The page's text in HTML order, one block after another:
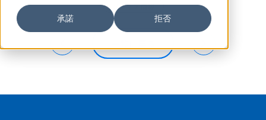
承諾 拒否
メディア情報